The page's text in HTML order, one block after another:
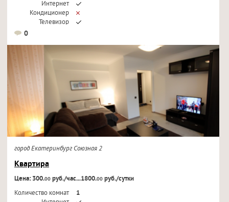
Интернет
Кондиционер
Телевизор
0
город Екатеринбург Союзная 2
Квартира
Цена: 300.00руб./час...1800.00руб./сутки
Количество комнат
1